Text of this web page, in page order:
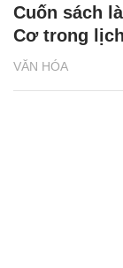
VĂN HÓA
Cuốn sách
Cơ trong